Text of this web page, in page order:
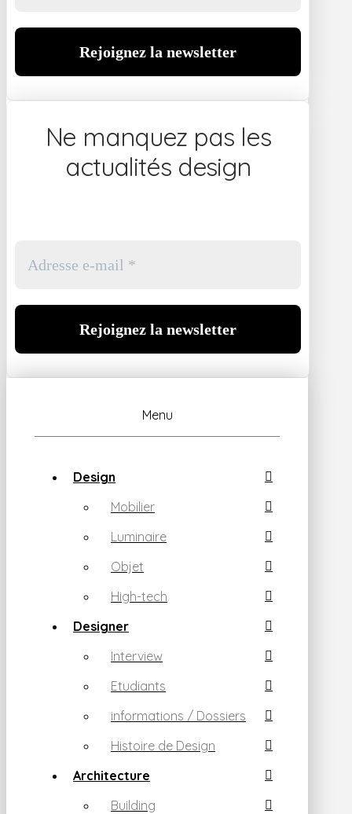
Ne manquez pas les
actualités design
Menu
Design
Mobilier
Luminaire
Objet
High-tech
Designer
Interview
Etudiants
informations / Dossiers
Histoire de Design
Architecture
Building